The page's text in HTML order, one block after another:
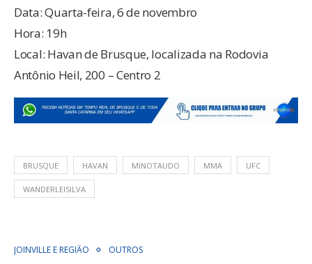
Data: Quarta-feira, 6 de novembro
Hora: 19h
Local: Havan de Brusque, localizada na Rodovia
Antônio Heil, 200 – Centro 2
BRUSQUE HAVAN MINOTAUDO MMA UFC
WANDERLEISILVA
JOINVILLE E REGIÃO OUTROS